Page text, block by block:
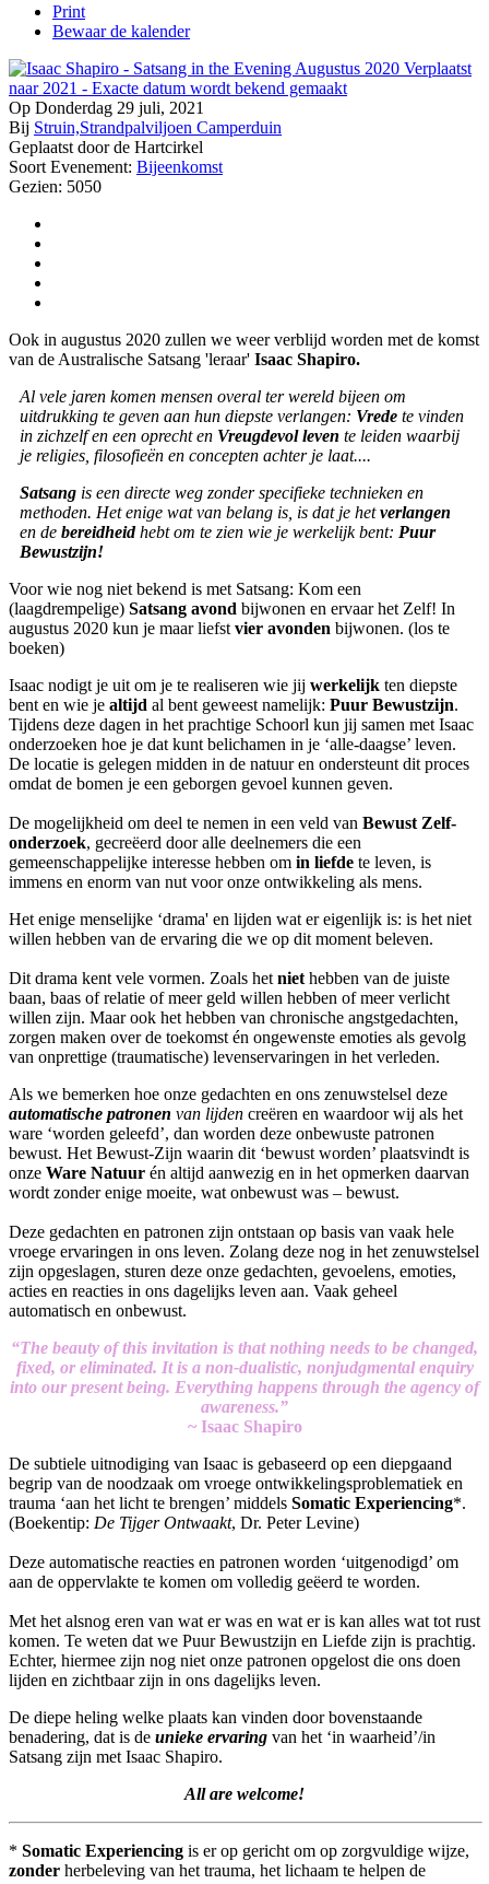
Print
Bewaar de kalender
Op Donderdag 29 juli, 2021
Bij Struin,Strandpalviljoen Camperduin
Geplaatst door de Hartcirkel
Soort Evenement: Bijeenkomst
Gezien: 5050
Ook in augustus 2020 zullen we weer verblijd worden met de komst
van de Australische Satsang 'leraar' Isaac Shapiro.
Al vele jaren komen mensen overal ter wereld bijeen om
uitdrukking te geven aan hun diepste verlangen: Vrede te vinden
in zichzelf en een oprecht en Vreugdevol leven te leiden waarbij
je religies, filosofieën en concepten achter je laat....
Satsang is een directe weg zonder specifieke technieken en
methoden. Het enige wat van belang is, is dat je hetverlangen
en de bereidheidhebt om te zien wie je werkelijk bent: Puur
Bewustzijn!
Voor wie nog niet bekend is met Satsang: Kom een
(laagdrempelige) Satsang avond bijwonen en ervaar het Zelf! In
augustus 2020 kun je maar liefst vier avonden bijwonen. (los te
boeken)
Isaac nodigt je uit om je te realiseren wie jij werkelijk ten diepste
bent en wie je altijd al bent geweest namelijk: Puur Bewustzijn.
Tijdens deze dagen in het prachtige Schoorl kun jij samen met Isaac
onderzoeken hoe je dat kunt belichamen in je ‘alle-daagse’ leven.
De locatie is gelegen midden in de natuur en ondersteunt dit proces
omdat de bomen je een geborgen gevoel kunnen geven.
De mogelijkheid om deel te nemen in een veld van Bewust Zelf-
onderzoek, gecreëerd door alle deelnemers die een
gemeenschappelijke interesse hebben om in liefde te leven, is
immens en enorm van nut voor onze ontwikkeling als mens.
Het enige menselijke ‘drama' en lijden wat er eigenlijk is: is het niet
willen hebben van de ervaring die we op dit moment beleven.
Dit drama kent vele vormen. Zoals het niet hebben van de juiste
baan, baas of relatie of meer geld willen hebben of meer verlicht
willen zijn. Maar ook het hebben van chronische angstgedachten,
zorgen maken over de toekomst én ongewenste emoties als gevolg
van onprettige (traumatische) levenservaringen in het verleden.
Als we bemerken hoe onze gedachten en ons zenuwstelsel deze
automatische patronen van lijden creëren en waardoor wij als het
ware ‘worden geleefd’, dan worden deze onbewuste patronen
bewust. Het Bewust-Zijn waarin dit ‘bewust worden’ plaatsvindt is
onze Ware Natuur én altijd aanwezig en in het opmerken daarvan
wordt zonder enige moeite, wat onbewust was – bewust.
Deze gedachten en patronen zijn ontstaan op basis van vaak hele
vroege ervaringen in ons leven. Zolang deze nog in het zenuwstelsel
zijn opgeslagen, sturen deze onze gedachten, gevoelens, emoties,
acties en reacties in ons dagelijks leven aan. Vaak geheel
automatisch en onbewust.
“The beauty of this invitation is that nothing needs to be changed,
fixed, or eliminated. It is a non-dualistic, nonjudgmental enquiry
into our present being. Everything happens through the agency of
awareness.”
~ Isaac Shapiro
De subtiele uitnodiging van Isaac is gebaseerd op een diepgaand
begrip van de noodzaak om vroege ontwikkelingsproblematiek en
trauma ‘aan het licht te brengen’ middels Somatic Experiencing*.
(Boekentip: De Tijger Ontwaakt, Dr. Peter Levine)
Deze automatische reacties en patronen worden ‘uitgenodigd’ om
aan de oppervlakte te komen om volledig geëerd te worden.
Met het alsnog eren van wat er was en wat er is kan alles wat tot rust
komen. Te weten dat we Puur Bewustzijn en Liefde zijn is prachtig.
Echter, hiermee zijn nog niet onze patronen opgelost die ons doen
lijden en zichtbaar zijn in ons dagelijks leven.
De diepe heling welke plaats kan vinden door bovenstaande
benadering, dat is de unieke ervaring van het ‘in waarheid’/in
Satsang zijn met Isaac Shapiro.
All are welcome!
* Somatic Experiencing is er op gericht om op zorgvuldige wijze,
zonder herbeleving van het trauma, het lichaam te helpen de